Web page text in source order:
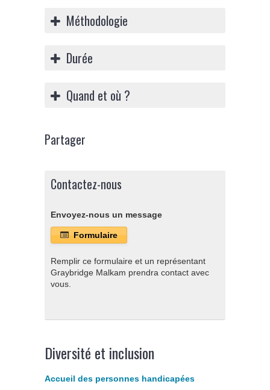
Méthodologie
Durée
Quand et où ?
Partager
Contactez-nous
Envoyez-nous un message
Formulaire
Remplir ce formulaire et un représentant
Graybridge Malkam prendra contact avec
vous.
Diversité et inclusion
Accueil des personnes handicapées